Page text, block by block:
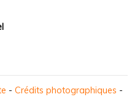
- Crédits photographiques -